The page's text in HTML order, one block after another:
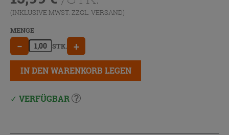
(INKLUSIVE MWST. ZZGL. VERSAND)
MENGE
− STK. +
IN DEN WARENKORB LEGEN
VERFÜGBAR